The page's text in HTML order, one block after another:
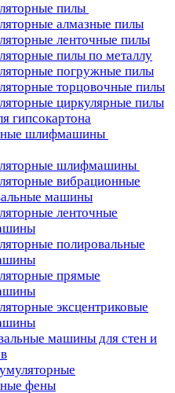
пилы
алмазные пилы
ленточные пилы
пилы по металлу
погружные пилы
торцовочные пилы
циркулярные пилы
гипсокартона
шлифмашины
шлифмашины
вибрационные
машины
ленточные
полировальные
прямые
эксцентриковые
машины для стен и
фены